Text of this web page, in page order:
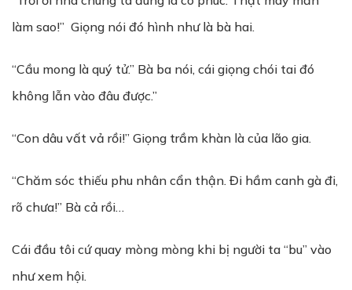
làm sao!” Giọng nói đó hình như là bà hai.
“Cầu mong là quý tử.” Bà ba nói, cái giọng chói tai đó
không lẫn vào đâu được.”
“Con dâu vất vả rồi!” Giọng trầm khàn là của lão gia.
“Chăm sóc thiếu phu nhân cẩn thận. Đi hầm canh gà đi,
rõ chưa!” Bà cả rồi…
Cái đầu tôi cứ quay mòng mòng khi bị người ta “bu” vào
như xem hội.